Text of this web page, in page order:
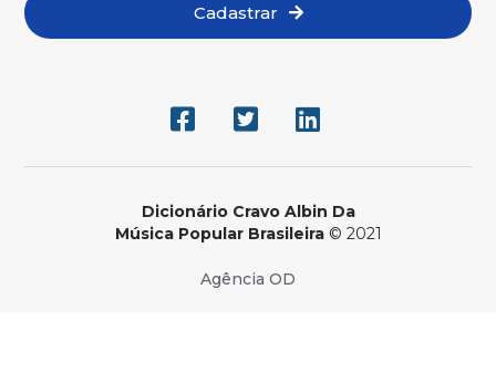
Cadastrar
Dicionário Cravo Albin Da
Música Popular Brasileira © 2021
Agência OD